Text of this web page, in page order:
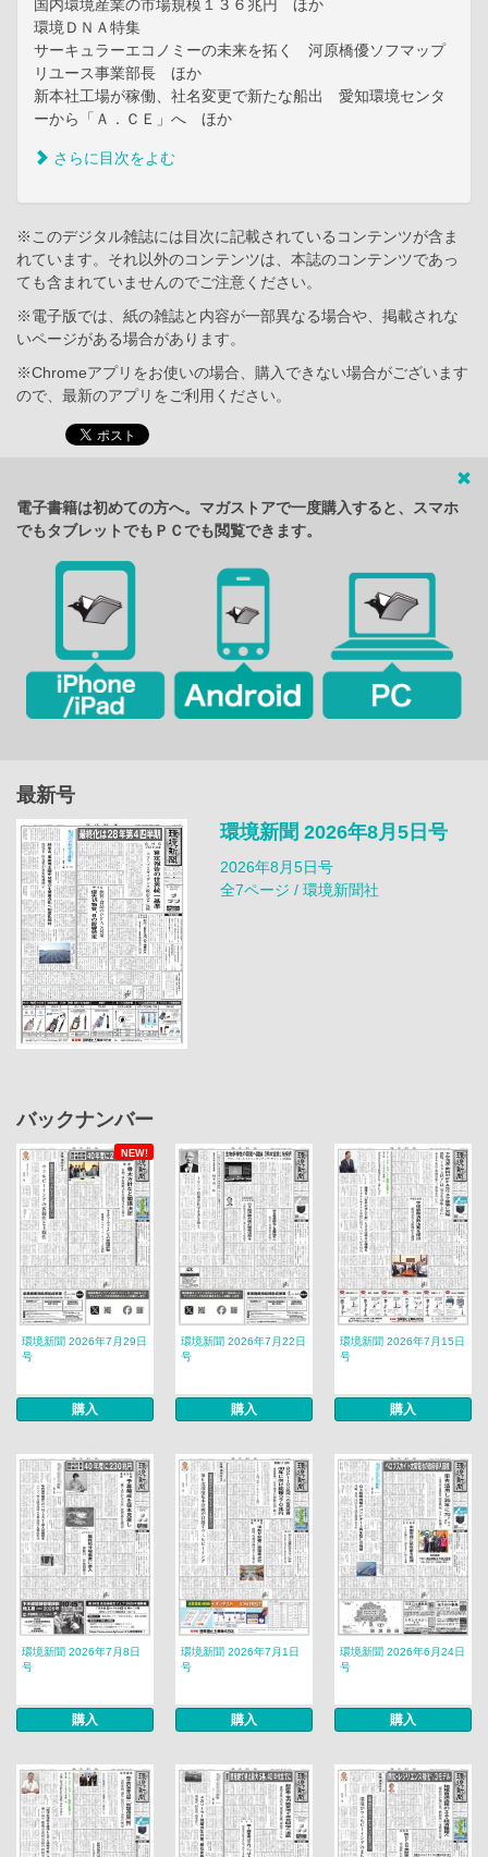
国内環境産業の市場規模１３６兆円 ほか
環境ＤＮＡ特集
サーキュラーエコノミーの未来を拓く 河原橋優ソフマップ
リユース事業部長 ほか
新本社工場が稼働、社名変更で新たな船出 愛知環境センタ
ーから「Ａ．ＣＥ」へ ほか
さらに目次をよむ
※このデジタル雑誌には目次に記載されているコンテンツが含ま
れています。それ以外のコンテンツは、本誌のコンテンツであっ
ても含まれていませんのでご注意ください。
※電子版では、紙の雑誌と内容が一部異なる場合や、掲載されな
いページがある場合があります。
※Chromeアプリをお使いの場合、購入できない場合がございます
ので、最新のアプリをご利用ください。
電子書籍は初めての方へ。マガストアで一度購入すると、スマホ
でもタブレットでもＰＣでも閲覧できます。
最新号
環境新聞 2026年8月5日号
2026年8月5日号
全7ページ / 環境新聞社
バックナンバー
NEW!
環境新聞 2026年7月29日
号
購入
環境新聞 2026年7月22日
号
購入
環境新聞 2026年7月15日
号
購入
環境新聞 2026年7月8日
号
購入
環境新聞 2026年7月1日
号
購入
環境新聞 2026年6月24日
号
購入